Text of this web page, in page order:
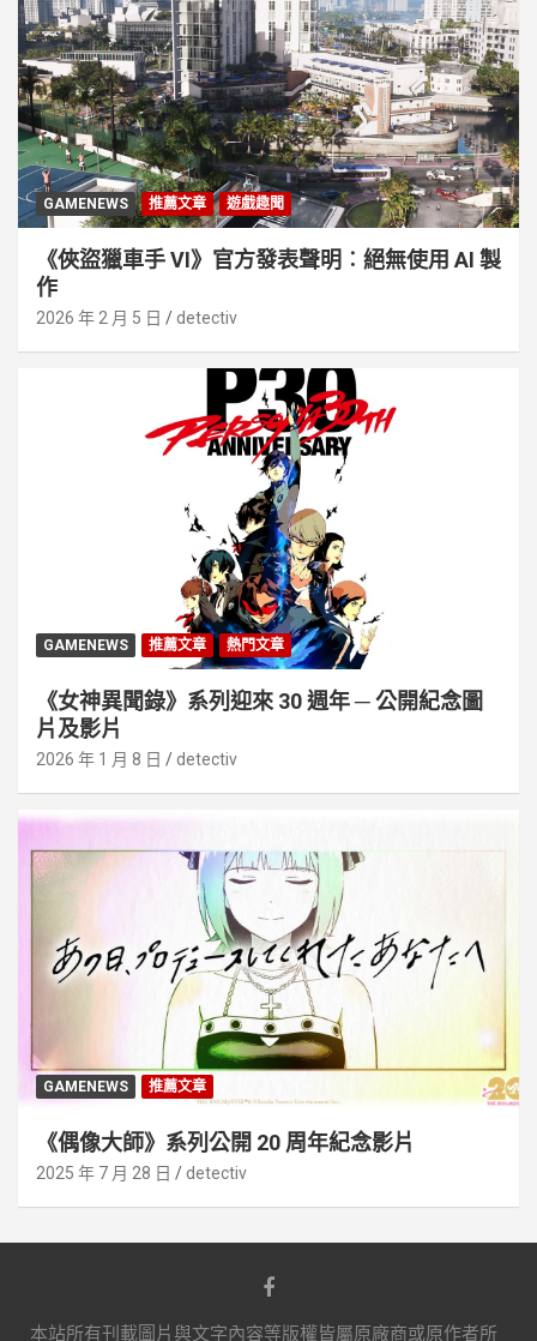
GAMENEWS 推薦文章 遊戲趣聞
《俠盜獵車手 VI》官方發表聲明︰絕無使用 AI 製
作
2026 年 2 月 5 日 detectiv
GAMENEWS 推薦文章 熱門文章
《女神異聞錄》系列迎來 30 週年 ─ 公開紀念圖
片及影片
2026 年 1 月 8 日 detectiv
GAMENEWS 推薦文章
《偶像大師》系列公開 20 周年紀念影片
2025 年 7 月 28 日 detectiv
本站所有刊載圖片與文字內容等版權皆屬原廠商或原作者所